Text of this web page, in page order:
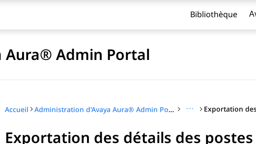
Bibliothèque
Admin Portal
par titre
Accueil Administration d'Avaya Aura® Admin Portal ··· Exportation
Exportation des détails des postes